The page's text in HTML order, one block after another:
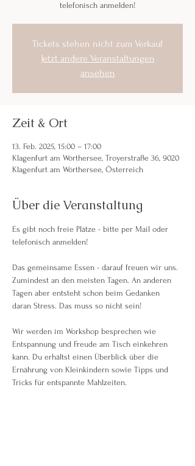
telefonisch anmelden!
Tickets stehen nicht zum Verkauf
Jetzt andere Veranstaltungen
ansehen
Zeit & Ort
13. Feb. 2025, 15:00 – 17:00
Klagenfurt am Wörthersee, Troyerstraße 36, 9020
Klagenfurt am Wörthersee, Österreich
Über die Veranstaltung
Es gibt noch freie Plätze - bitte per Mail oder
telefonisch anmelden!
Das gemeinsame Essen - darauf freuen wir uns.
Zumindest an den meisten Tagen. An anderen
Tagen aber entsteht schon beim Gedanken
daran Stress. Das muss so nicht sein!
Wir werden im Workshop besprechen wie
Entspannung und Freude am Tisch einkehren
kann. Du erhältst einen Überblick über die
Ernährung von Kleinkindern sowie Tipps und
Tricks für entspannte Mahlzeiten.